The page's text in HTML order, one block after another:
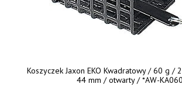
Koszyczek Jaxon EKO Kwadratowy / 60 g
44 mm / otwarty / *AW-